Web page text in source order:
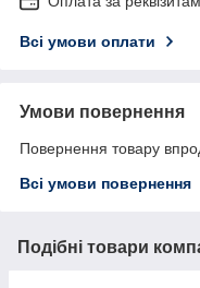
Всі умови оплати
Умови повернення
Повернення товару
Всі умови повернення
Подібні товари